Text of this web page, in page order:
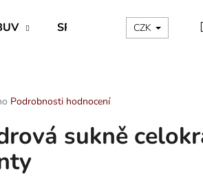
SPECIÁLNÍ KATEGORIE
CZK
Podrobnosti hodnocení
sukně